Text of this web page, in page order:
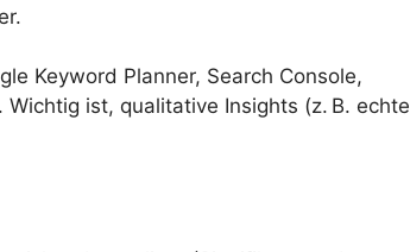
Keyword Planner, Search Console,
ist, qualitative Insights (z. B. echte